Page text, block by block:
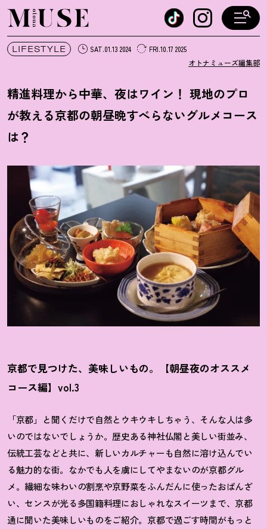
オトナミューズ ウェブ
LIFESTYLE SAT.01.13 2024 FRI.10.17 2025
オトナミューズ編集部
精進料理から中華、夜はワイン ！ 現地のプロ
が教える京都の朝昼晩すべらないグルメコース
は？
京都で見つけた、美味しいもの。【朝昼夜のオススメ
コース編】vol.3
「京都」と聞くだけで自然とウキウキしちゃう、そんな人は多
いのではないでしょうか。歴史ある神社仏閣と美しい街並み、
伝統工芸などと共に、新しいカルチャーも自然に溶け込んでい
る魅力的な街。なかでも人を虜にしてやまないのが京都グル
メ。繊細な味わいの割烹や京野菜をふんだんに使ったおばんざ
い、センスが光る多国籍料理におしゃれなスイーツまで、京都
通に聞いた美味しいものをご紹介。京都で過ごす時間がもっと